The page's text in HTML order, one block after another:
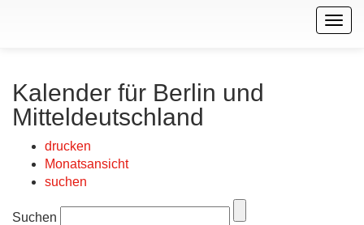
Kalender für Berlin und
Mitteldeutschland
drucken
Monatsansicht
suchen
Suchen